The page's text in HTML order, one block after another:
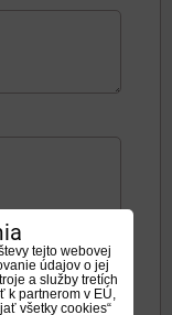
- aspoň
tejto webovej
údajov o jej
a služby tretích
k partnerom v EÚ,
všetky cookies“